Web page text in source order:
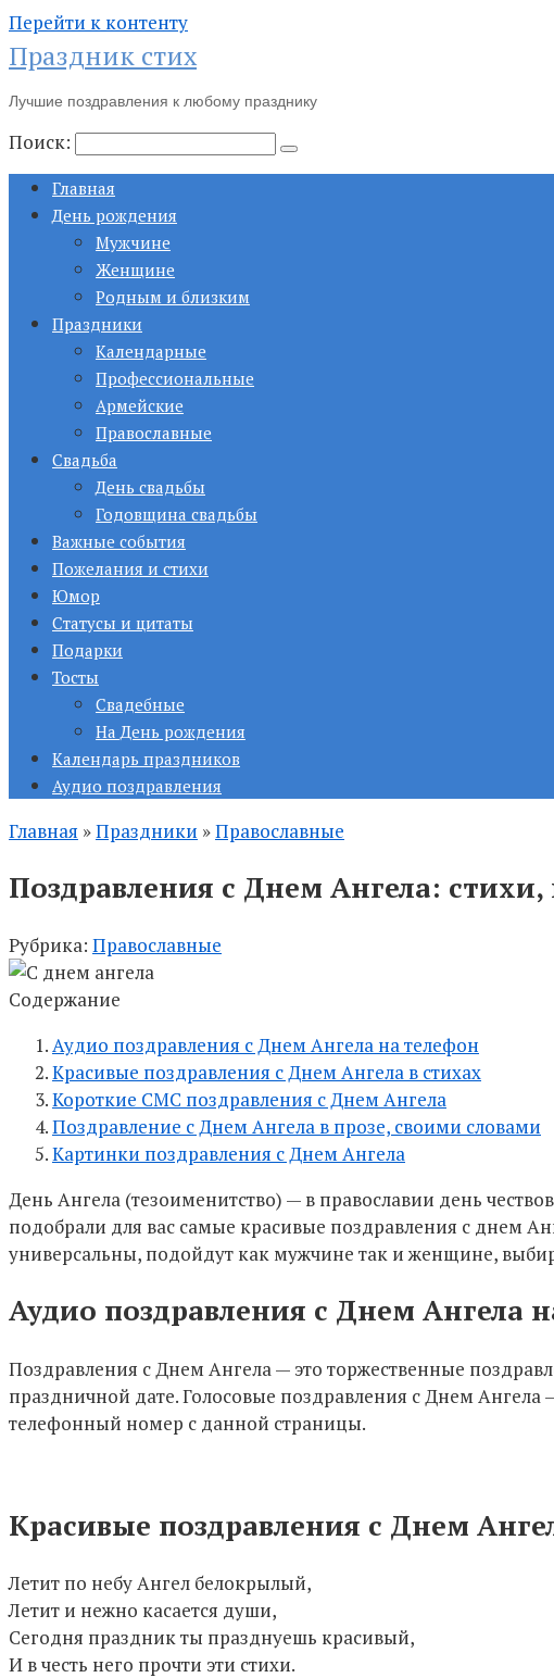
Перейти к контенту
Праздник стих
Лучшие поздравления к любому празднику
Поиск:
Главная
День рождения
Мужчине
Женщине
Родным и близким
Праздники
Календарные
Профессиональные
Армейские
Православные
Свадьба
День свадьбы
Годовщина свадьбы
Важные события
Пожелания и стихи
Юмор
Статусы и цитаты
Подарки
Тосты
Свадебные
На День рождения
Календарь праздников
Аудио поздравления
Главная »Праздники »Православные
Поздравления с Днем Ангела:
Рубрика: Православные
Содержание
Аудио поздравления с Днем Ангела на телефон
Красивые поздравления с Днем Ангела в стихах
Короткие СМС поздравления с Днем Ангела
Поздравление с Днем Ангела в прозе, своими словами
Картинки поздравления с Днем Ангела
День Ангела (тезоименитство) — в православии день
подобрали для вас самые красивые поздравления с днем
универсальны, подойдут как мужчине так и женщине,
Аудио поздравления с Днем Ангела
Поздравления с Днем Ангела — это торжественные
праздничной дате. Голосовые поздравления с Днем
телефонный номер с данной страницы.
Красивые поздравления с Днем
Летит по небу Ангел белокрылый,
Летит и нежно касается души,
Сегодня праздник ты празднуешь красивый,
И в честь него прочти эти стихи.